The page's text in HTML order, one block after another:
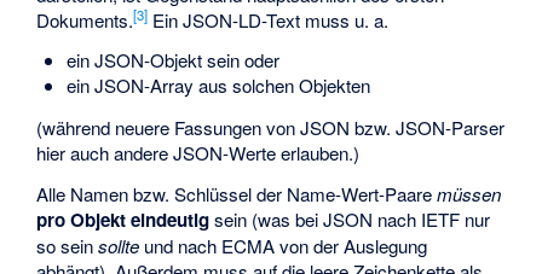
Dokuments.[3] Ein JSON-LD-Text muss u. a.
ein JSON-Objekt sein oder
ein JSON-Array aus solchen Objekten
(während neuere Fassungen von JSON bzw. JSON-Parser
hier auch andere JSON-Werte erlauben.)
Alle Namen bzw. Schlüssel der Name-Wert-Paaremüssen
pro Objekt eindeutigsein (was bei JSON nach IETF nur
so seinsollte und nach ECMA von der Auslegung